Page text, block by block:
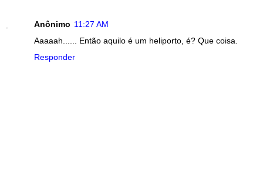
Anônimo 11:27 AM
Aaaaah...... Então aquilo é um heliporto, é? Que coisa.
Responder